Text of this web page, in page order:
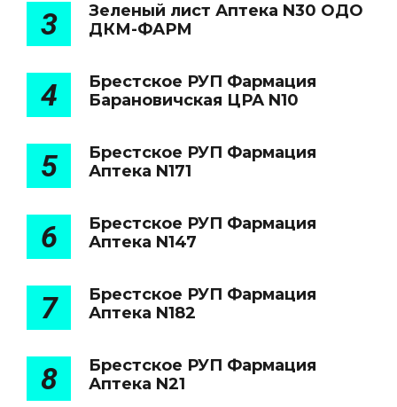
3
Зеленый лист Аптека N30 ОДО
ДКМ-ФАРМ
4
Брестское РУП Фармация
Барановичская ЦРА N10
5
Брестское РУП Фармация
Аптека N171
6
Брестское РУП Фармация
Аптека N147
7
Брестское РУП Фармация
Аптека N182
8
Брестское РУП Фармация
Аптека N21